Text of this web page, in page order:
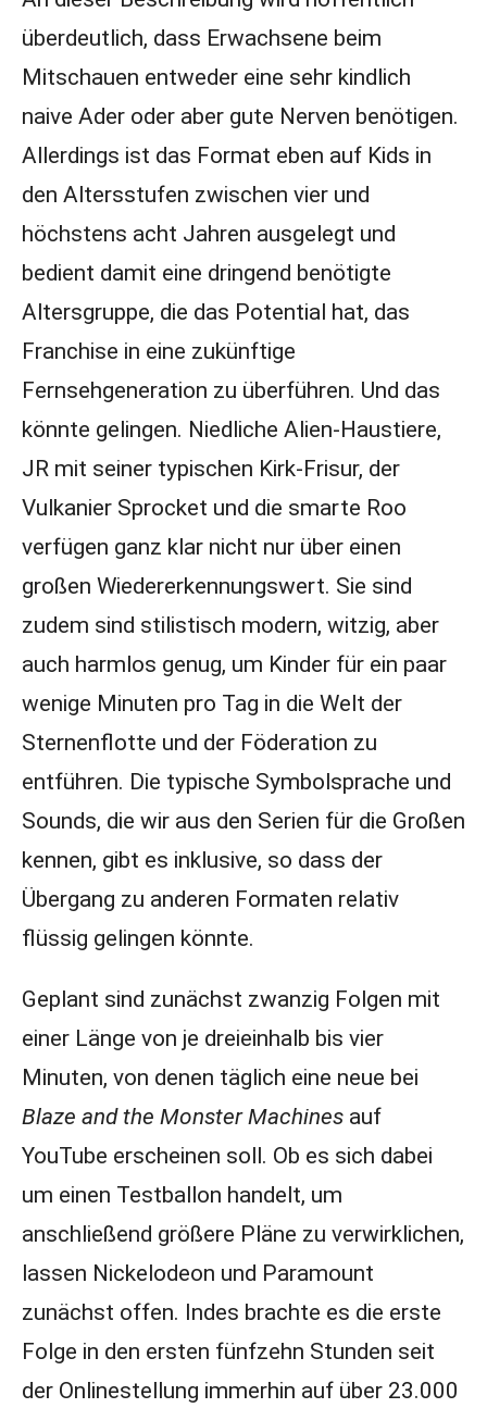
überdeutlich, dass Erwachsene beim
Mitschauen entweder eine sehr kindlich
naive Ader oder aber gute Nerven benötigen.
Allerdings ist das Format eben auf Kids in
den Altersstufen zwischen vier und
höchstens acht Jahren ausgelegt und
bedient damit eine dringend benötigte
Altersgruppe, die das Potential hat, das
Franchise in eine zukünftige
Fernsehgeneration zu überführen. Und das
könnte gelingen. Niedliche Alien-Haustiere,
JR mit seiner typischen Kirk-Frisur, der
Vulkanier Sprocket und die smarte Roo
verfügen ganz klar nicht nur über einen
großen Wiedererkennungswert. Sie sind
zudem sind stilistisch modern, witzig, aber
auch harmlos genug, um Kinder für ein paar
wenige Minuten pro Tag in die Welt der
Sternenflotte und der Föderation zu
entführen. Die typische Symbolsprache und
Sounds, die wir aus den Serien für die Großen
kennen, gibt es inklusive, so dass der
Übergang zu anderen Formaten relativ
flüssig gelingen könnte.
Geplant sind zunächst zwanzig Folgen mit
einer Länge von je dreieinhalb bis vier
Minuten, von denen täglich eine neue bei
Blaze and the Monster Machines auf
YouTube erscheinen soll. Ob es sich dabei
um einen Testballon handelt, um
anschließend größere Pläne zu verwirklichen,
lassen Nickelodeon und Paramount
zunächst offen. Indes brachte es die erste
Folge in den ersten fünfzehn Stunden seit
der Onlinestellung immerhin auf über 23.000